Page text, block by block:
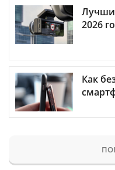
2026
Как